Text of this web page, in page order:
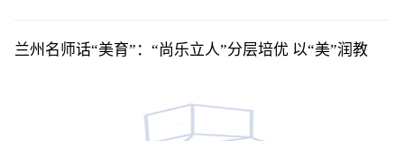
兰州名师话“美育”：“尚乐立人”分层培优 以“美”润教